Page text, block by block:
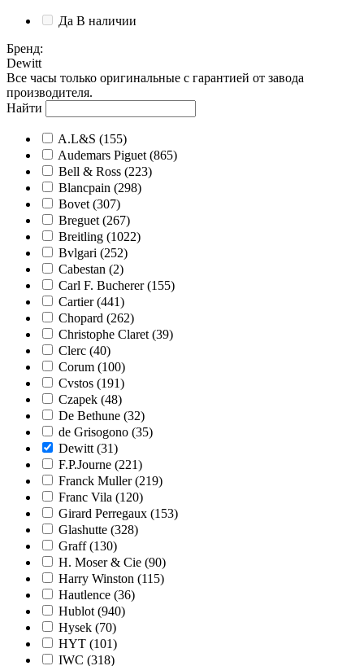
Да В наличии
Бренд:
Dewitt
Все часы только оригинальные с гарантией от завода
производителя.
Найти
A.L&S (155)
Audemars Piguet (865)
Bell & Ross (223)
Blancpain (298)
Bovet (307)
Breguet (267)
Breitling (1022)
Bvlgari (252)
Cabestan (2)
Carl F. Bucherer (155)
Cartier (441)
Chopard (262)
Christophe Claret (39)
Clerc (40)
Corum (100)
Cvstos (191)
Czapek (48)
De Bethune (32)
de Grisogono (35)
Dewitt (31)
F.P.Journe (221)
Franck Muller (219)
Franc Vila (120)
Girard Perregaux (153)
Glashutte (328)
Graff (130)
H. Moser & Cie (90)
Harry Winston (115)
Hautlence (36)
Hublot (940)
Hysek (70)
HYT (101)
IWC (318)